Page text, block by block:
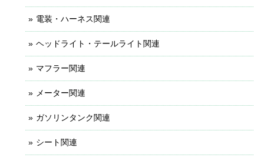
電装・ハーネス関連
ヘッドライト・テールライト関連
マフラー関連
メーター関連
ガソリンタンク関連
シート関連